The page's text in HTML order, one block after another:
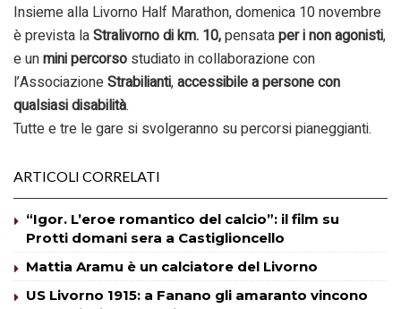
Insieme alla Livorno Half Marathon, domenica 10 novembre
è prevista laStralivorno di km. 10,pensataper i non agonisti,
e unmini percorso studiato in collaborazione con
l’AssociazioneStrabilianti,accessibile a persone con
qualsiasi disabilità.
Tutte e tre le gare si svolgeranno su percorsi pianeggianti.
ARTICOLI CORRELATI
“Igor. L’eroe romantico del calcio”: il film su
Protti domani sera a Castiglioncello
Mattia Aramu è un calciatore del Livorno
US Livorno 1915: a Fanano gli amaranto vincono